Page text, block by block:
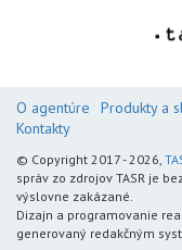
O agentúre Produkty a
Kontakty
© Copyright 2017 - 2026,
správ zo zdrojov TASR je
výslovne zakázané.
Dizajn a programovanie
generovaný redakčným